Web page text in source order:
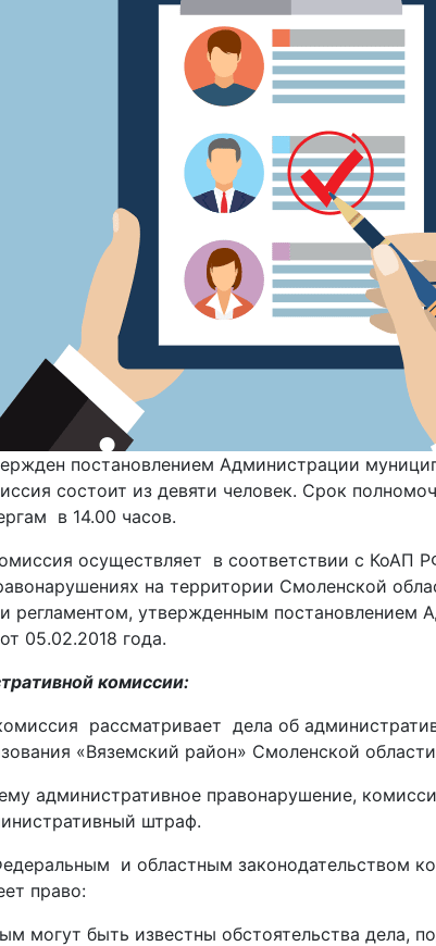
постановлением Администрации
состоит из девяти человек. Срок
в 14.00 часов.
осуществляет в соответствии с
на территории Смоленской
регламентом, утвержденным постановлением
05.02.2018 года.
комиссии:
рассматривает дела об
«Вяземский район» Смоленской
административное правонарушение,
штраф.
и областным законодательством
право:
могут быть известны обстоятельства дела,